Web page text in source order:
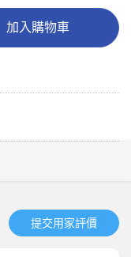
加入購物車
提交用家評價​